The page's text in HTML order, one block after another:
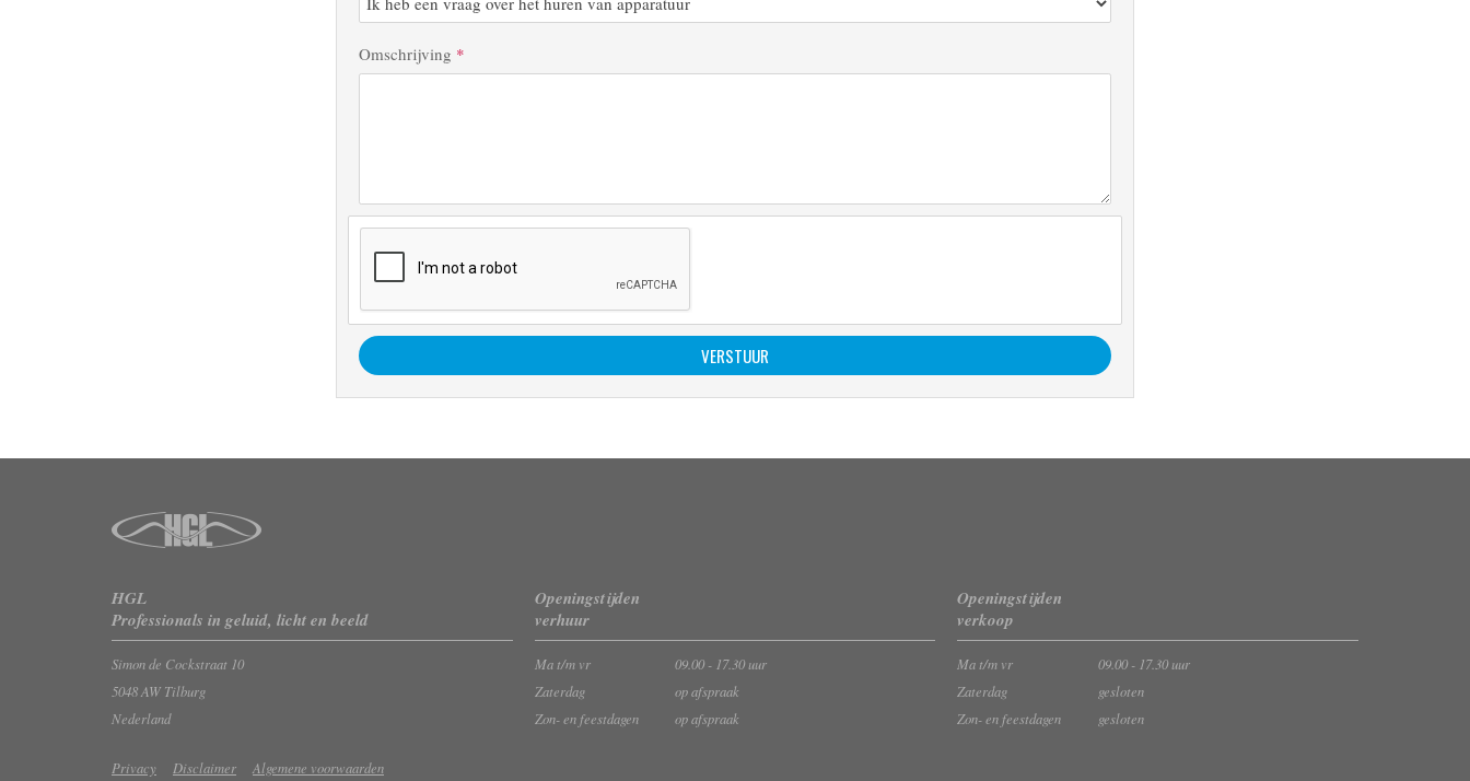
Omschrijving *
HGL
Professionals in geluid, licht en beeld
Simon de Cockstraat 10
5048 AW Tilburg
Nederland
Openingstijden
verhuur
Ma t/m vr
09.00 - 17.30 uur
Zaterdag
op afspraak
Zon- en feestdagen
op afspraak
Openingstijden
verkoop
Ma t/m vr
09.00 - 17.30 uur
Zaterdag
gesloten
Zon- en feestdagen
gesloten
Privacy Disclaimer Algemene voorwaarden